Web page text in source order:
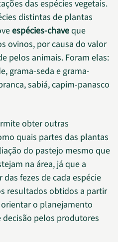
das espécies vegetais.
distintas de plantas
espécies-chaveque
ovinos, por causa do valor
pelos animais. Foram elas:
grama-seda e grama-
sabiá, capim-panasco
obter outras
quais partes das plantas
do pastejo mesmo que
na área, já que a
fezes de cada espécie
resultados obtidos a partir
o planejamento
pelos produtores